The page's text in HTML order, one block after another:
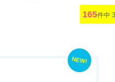
165件中
NEW!